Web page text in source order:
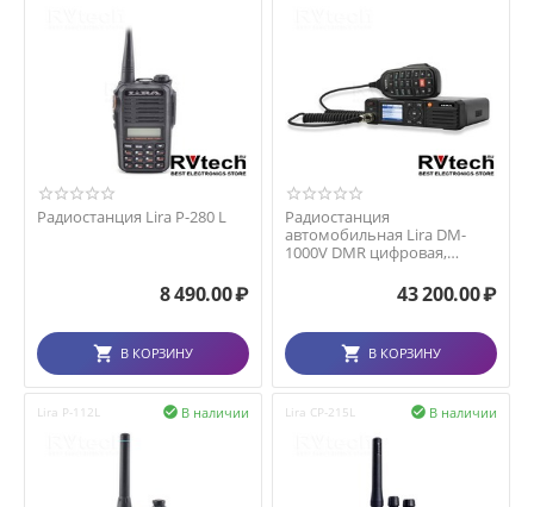
Радиостанция Lira P-280 L
8 490.00₽
В КОРЗИНУ
Радиостанция
автомобильная Lira DM-
1000V DMR цифровая,
43 200.00₽
В КОРЗИНУ
Lira P-112L В наличии
 Lira CP-215L В наличии
